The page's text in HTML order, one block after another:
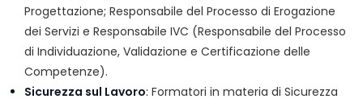
Progettazione; Responsabile del Processo di Erogazione
dei Servizi e Responsabile IVC (Responsabile del Processo
di Individuazione, Validazione e Certificazione delle
Competenze).
Sicurezza sul Lavoro: Formatori in materia di Sicurezza